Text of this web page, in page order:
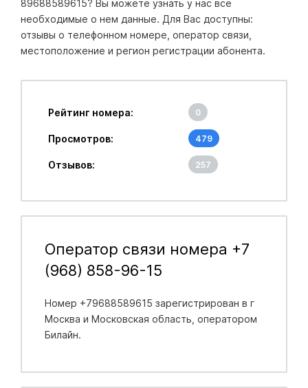
89688589615? Вы можете узнать у нас все
необходимые о нем данные. Для Вас доступны:
отзывы о телефонном номере, оператор связи,
местоположение и регион регистрации абонента.
Рейтинг номера: 0
Просмотров: 479
Отзывов: 257
Оператор связи номера +7
(968) 858-96-15
Номер +79688589615 зарегистрирован в г
Москва и Московская область , оператором
Билайн.